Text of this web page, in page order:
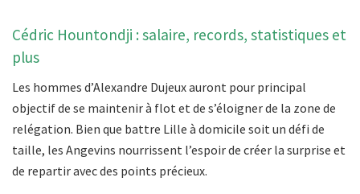
Cédric Hountondji : salaire, records, statistiques et
plus
Les hommes d’Alexandre Dujeux auront pour principal
objectif de se maintenir à flot et de s’éloigner de la zone de
relégation. Bien que battre Lille à domicile soit un défi de
taille, les Angevins nourrissent l’espoir de créer la surprise et
de repartir avec des points précieux.